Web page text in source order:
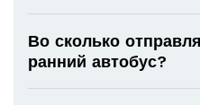
Во сколько
ранний автобус?